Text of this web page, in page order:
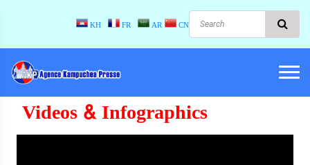
KH FR AR CN
Videos & Infographics